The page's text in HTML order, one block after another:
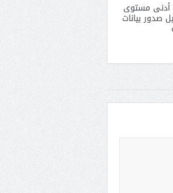
أدنى مستوى
صدور بيانات